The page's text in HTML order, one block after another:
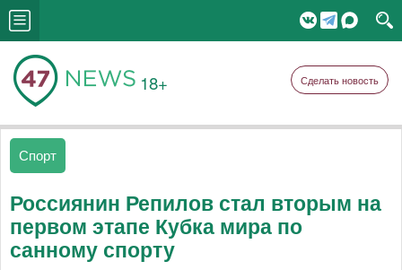
18+ Сделать новость
Спорт
Россиянин Репилов стал вторым на
первом этапе Кубка мира по
санному спорту